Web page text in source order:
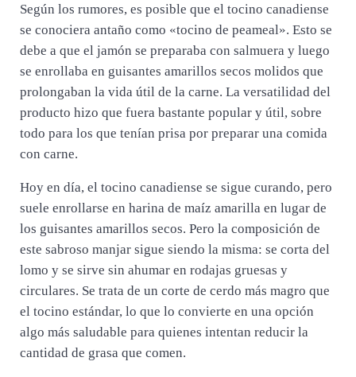
Según los rumores, es posible que el tocino canadiense
se conociera antaño como «tocino de peameal». Esto se
debe a que el jamón se preparaba con salmuera y luego
se enrollaba en guisantes amarillos secos molidos que
prolongaban la vida útil de la carne. La versatilidad del
producto hizo que fuera bastante popular y útil, sobre
todo para los que tenían prisa por preparar una comida
con carne.
Hoy en día, el tocino canadiense se sigue curando, pero
suele enrollarse en harina de maíz amarilla en lugar de
los guisantes amarillos secos. Pero la composición de
este sabroso manjar sigue siendo la misma: se corta del
lomo y se sirve sin ahumar en rodajas gruesas y
circulares. Se trata de un corte de cerdo más magro que
el tocino estándar, lo que lo convierte en una opción
algo más saludable para quienes intentan reducir la
cantidad de grasa que comen.